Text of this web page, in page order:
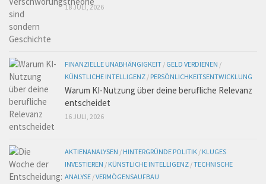
18 JULI, 2026
FINANZIELLE UNABHÄNGIGKEIT / GELD VERDIENEN /
KÜNSTLICHE INTELLIGENZ / PERSÖNLICHKEITSENTWICKLUNG
Warum KI-Nutzung über deine berufliche Relevanz
entscheidet
16 JULI, 2026
AKTIENANALYSEN / HINTERGRÜNDE POLITIK / KLUGES
INVESTIEREN / KÜNSTLICHE INTELLIGENZ /TECHNISCHE
ANALYSE /VERMÖGENSAUFBAU